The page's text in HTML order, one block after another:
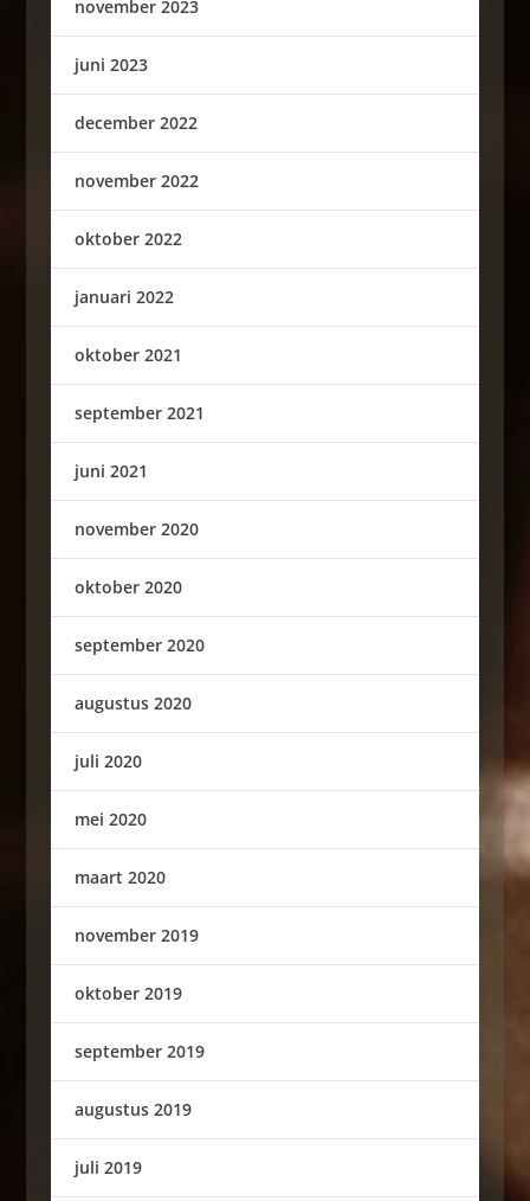
november 2023
juni 2023
december 2022
november 2022
oktober 2022
januari 2022
oktober 2021
september 2021
juni 2021
november 2020
oktober 2020
september 2020
augustus 2020
juli 2020
mei 2020
maart 2020
november 2019
oktober 2019
september 2019
augustus 2019
juli 2019